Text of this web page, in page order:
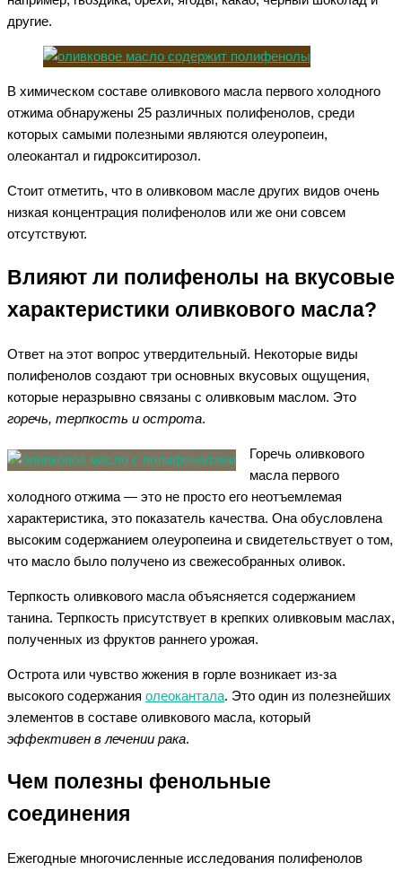
другие.
В химическом составе оливкового масла первого холодного
отжима обнаружены 25 различных полифенолов, среди
которых самыми полезными являются олеуропеин,
олеокантал и гидрокситирозол.
Стоит отметить, что в оливковом масле других видов очень
низкая концентрация полифенолов или же они совсем
отсутствуют.
Влияют ли полифенолы на вкусовые
характеристики оливкового масла?
Ответ на этот вопрос утвердительный. Некоторые виды
полифенолов создают три основных вкусовых ощущения,
которые неразрывно связаны с оливковым маслом. Это
горечь, терпкость и острота.
Горечь оливкового
масла первого
холодного отжима — это не просто его неотъемлемая
характеристика, это показатель качества. Она обусловлена
высоким содержанием олеуропеина и свидетельствует о том,
что масло было получено из свежесобранных оливок.
Терпкость оливкового масла объясняется содержанием
танина. Терпкость присутствует в крепких оливковым маслах,
полученных из фруктов раннего урожая.
Острота или чувство жжения в горле возникает из-за
высокого содержания олеокантала. Это один из полезнейших
элементов в составе оливкового масла, который
эффективен в лечении рака.
Чем полезны фенольные
соединения
Ежегодные многочисленные исследования полифенолов